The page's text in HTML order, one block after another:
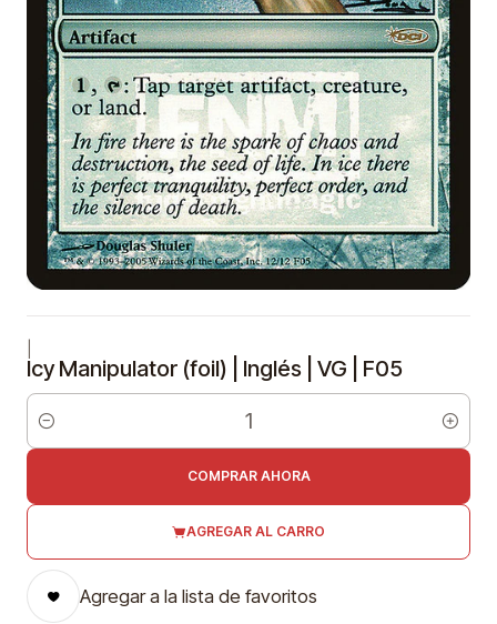
Icy Manipulator (foil) | Inglés | VG | F05
Cantidad
AGREGAR AL CARRO
COMPRAR AHORA
Agregar a la lista de favoritos